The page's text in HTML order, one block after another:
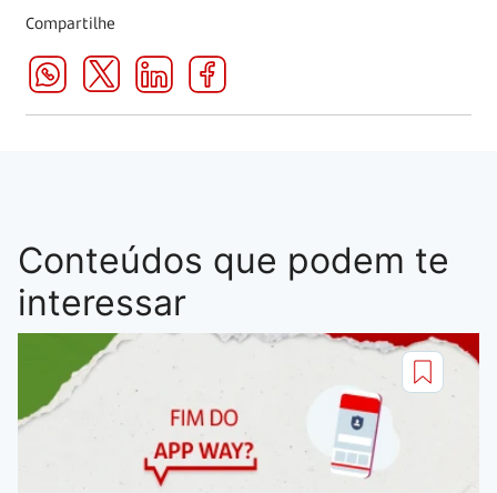
Compartilhe
Conteúdos que podem te
interessar